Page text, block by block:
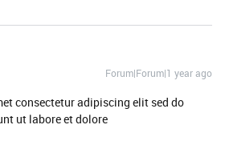
Forum|Forum|1 year ago
consectetur adipiscing elit sed do
ut labore et dolore